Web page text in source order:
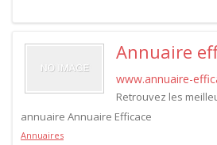
Annuaire
www.annuaire-
Retrouvez les
annuaire Annuaire Efficace
Annuaires